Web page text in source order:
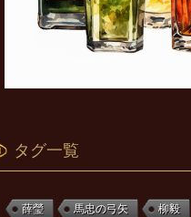
タグ一覧
薛瑩 馬忠の弓矢 柳毅